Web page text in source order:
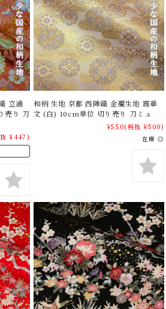
立涌
売り 刀
¥447)
和柄 生地 京都 西陣織 金襴生地 霞華
文 (白) 10cm単位 切り売り 刀ミュ
¥550(税抜 ¥500)
在庫 ◎